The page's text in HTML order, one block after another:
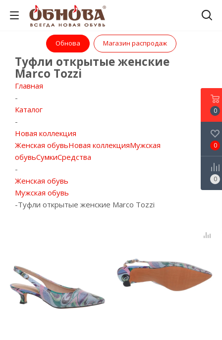
Обнова Магазин распродаж
Туфли открытые женские
Marco Tozzi
Главная
-
Каталог
-
Новая коллекция
Женская обувьНовая коллекцияМужская
обувьСумкиСредства
-
Женская обувь
Мужская обувь
-Туфли открытые женские Marco Tozzi
0
0
0